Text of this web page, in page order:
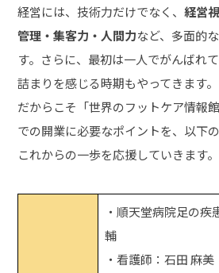
経営には、技術力だけでなく、経営
管理・集客力・人間力など、多面的
す。さらに、最初は一人でがんばれ
詰まりを感じる時期もやってきます。
だからこそ「世界のフットケア情報
での開業に必要なポイントを、以下
これからの一歩を応援していきます。
・順天堂病院足の疾
輔
・看護師：石田 麻美